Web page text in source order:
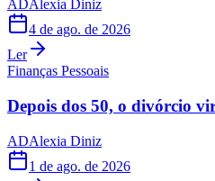
ADAlexia Diniz
4 de ago. de 2026
Ler
Finanças Pessoais
Depois dos 50, o divórcio
ADAlexia Diniz
1 de ago. de 2026